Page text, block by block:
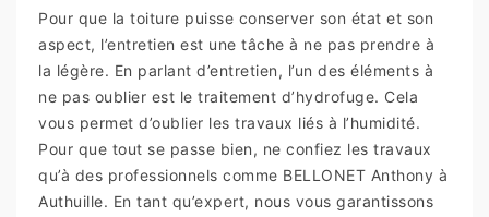
Pour que la toiture puisse conserver son état et son
aspect, l’entretien est une tâche à ne pas prendre à
la légère. En parlant d’entretien, l’un des éléments à
ne pas oublier est le traitement d’hydrofuge. Cela
vous permet d’oublier les travaux liés à l’humidité.
Pour que tout se passe bien, ne confiez les travaux
qu’à des professionnels comme BELLONET Anthony à
Authuille. En tant qu’expert, nous vous garantissons